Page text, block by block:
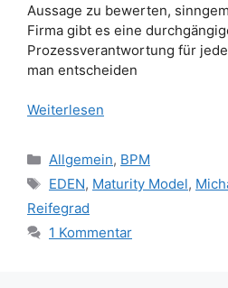
Aussage zu bewerten,
Firma gibt es eine
Prozessverantwortung für
man entscheiden
Weiterlesen
Kategorien
Allgemein, BPM
Schlagwörter
EDEN, Maturity Model,
Reifegrad
1 Kommentar